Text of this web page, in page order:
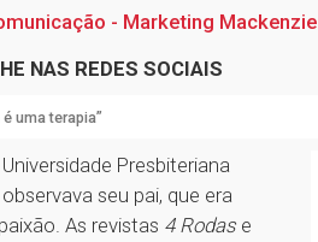
- Marketing Mackenzie
NAS REDES SOCIAIS
uma terapia”
Presbiteriana
seu pai, que era
As revistas 4 Rodas e